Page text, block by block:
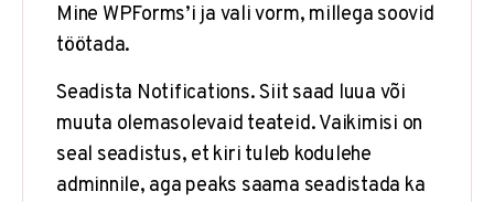
Mine WPForms’i ja vali vorm, millega soovid
töötada.
Seadista Notifications. Siit saad luua või
muuta olemasolevaid teateid. Vaikimisi on
seal seadistus, et kiri tuleb kodulehe
adminnile, aga peaks saama seadistada ka